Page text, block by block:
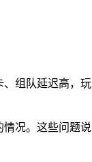
组队延迟高，玩
况。这些问题说